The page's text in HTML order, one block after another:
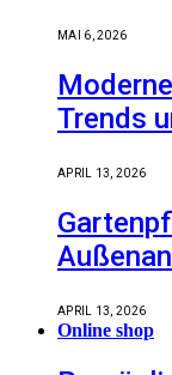
MAI 6, 2026
Trends
APRIL 13, 2026
APRIL 13, 2026
Online shop